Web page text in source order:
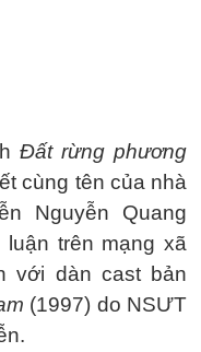
Đất rừng phương
cùng tên của nhà
Nguyễn Quang
trên mạng xã
với dàn cast bản
(1997) do NSƯT